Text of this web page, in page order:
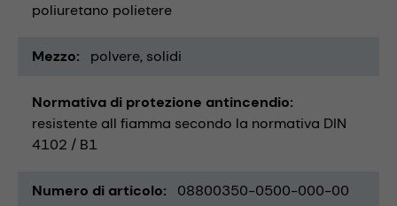
poliuretano polietere
Mezzo polvere solidi
Normativa di protezione antincendio
resistente all fiamma secondo la normativa DIN
4102 / B1
Numero di articolo 08800350-0500-000-00